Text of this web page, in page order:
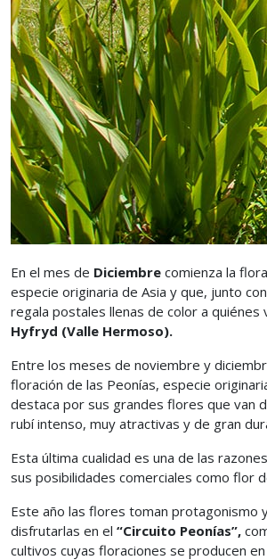
En el mes de Diciembre comienza la
especie originaria de Asia y que, junto
regala postales llenas de color a quiénes
Hyfryd (Valle Hermoso).
Entre los meses de noviembre y
floración de las Peonías, especie
destaca por sus grandes flores que van
rubí intenso, muy atractivas y de gran
Esta última cualidad es una de las
sus posibilidades comerciales como flor
Este año las flores toman protagonismo
disfrutarlas en el “Circuito Peonías”,
cultivos cuyas floraciones se producen